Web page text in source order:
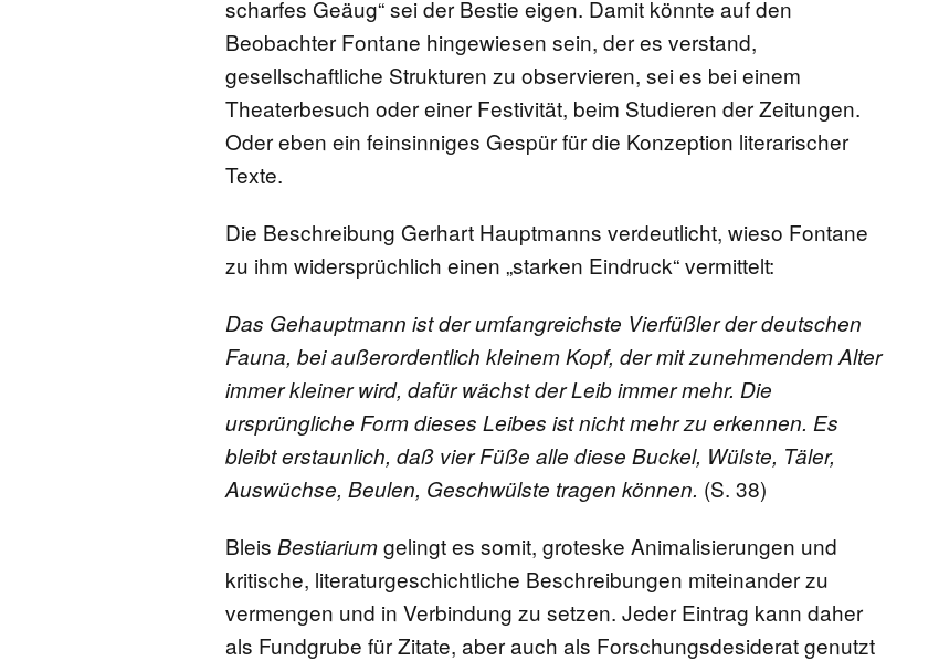
scharfes Geäug“ sei der Bestie eigen. Damit könnte auf den
Beobachter Fontane hingewiesen sein, der es verstand,
gesellschaftliche Strukturen zu observieren, sei es bei einem
Theaterbesuch oder einer Festivität, beim Studieren der Zeitungen.
Oder eben ein feinsinniges Gespür für die Konzeption literarischer
Texte.
Die Beschreibung Gerhart Hauptmanns verdeutlicht, wieso Fontane
zu ihm widersprüchlich einen „starken Eindruck“ vermittelt:
Das Gehauptmann ist der umfangreichste Vierfüßler der deutschen
Fauna, bei außerordentlich kleinem Kopf, der mit zunehmendem Alter
immer kleiner wird, dafür wächst der Leib immer mehr. Die
ursprüngliche Form dieses Leibes ist nicht mehr zu erkennen. Es
bleibt erstaunlich, daß vier Füße alle diese Buckel, Wülste, Täler,
Auswüchse, Beulen, Geschwülste tragen können. (S. 38)
Bleis Bestiariumgelingt es somit, groteske Animalisierungen und
kritische, literaturgeschichtliche Beschreibungen miteinander zu
vermengen und in Verbindung zu setzen. Jeder Eintrag kann daher
als Fundgrube für Zitate, aber auch als Forschungsdesiderat genutzt